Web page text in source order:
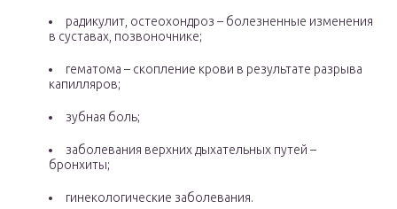
радикулит, остеохондроз – болезненные изменения
в суставах, позвоночнике;
гематома – скопление крови в результате разрыва
капилляров;
зубная боль;
заболевания верхних дыхательных путей –
бронхиты;
гинекологические заболевания.